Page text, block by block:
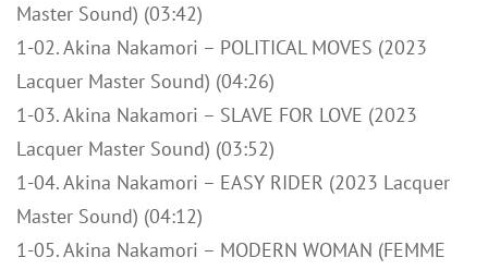
Master Sound) (03:42)
1-02. Akina Nakamori – POLITICAL MOVES (2023
Lacquer Master Sound) (04:26)
1-03. Akina Nakamori – SLAVE FOR LOVE (2023
Lacquer Master Sound) (03:52)
1-04. Akina Nakamori – EASY RIDER (2023 Lacquer
Master Sound) (04:12)
1-05. Akina Nakamori – MODERN WOMAN (FEMME